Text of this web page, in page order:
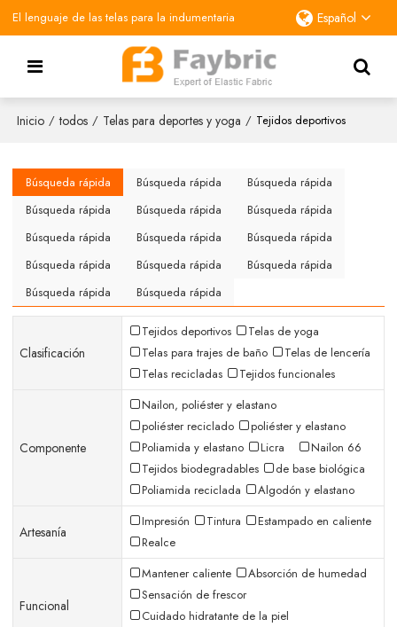
El lenguaje de las telas para la indumentaria Español
Inicio / todos / Telas para deportes y yoga / Tejidos deportivos
Búsqueda rápida Búsqueda rápida
Búsqueda rápida
Búsqueda rápida
Búsqueda rápida
Búsqueda rápida
Búsqueda rápida
Búsqueda rápida
Búsqueda rápida
Búsqueda rápida
Búsqueda rápida
Búsqueda rápida
Búsqueda rápida
Búsqueda rápida
Clasificación
Tejidos deportivos
Telas de yoga
Telas para trajes de baño
Telas de lencería
Telas recicladas
Tejidos funcionales
Componente
Nailon, poliéster y elastano
poliéster reciclado
poliéster y elastano
Poliamida y elastano
Licra
Nailon 66
Tejidos biodegradables
de base biológica
Poliamida reciclada
Algodón y elastano
Artesanía
Impresión Tintura
Estampado en caliente
Realce
Funcional
Mantener caliente
Absorción de humedad
Sensación de frescor
Cuidado hidratante de la piel